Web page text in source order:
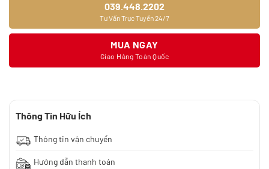
039.448.2202
Tư Vấn Trực Tuyến 24/7
MUA NGAY
Giao Hàng Toàn Quốc
Thông Tin Hữu Ích
Thông tin vận chuyển
Hướng dẫn thanh toán